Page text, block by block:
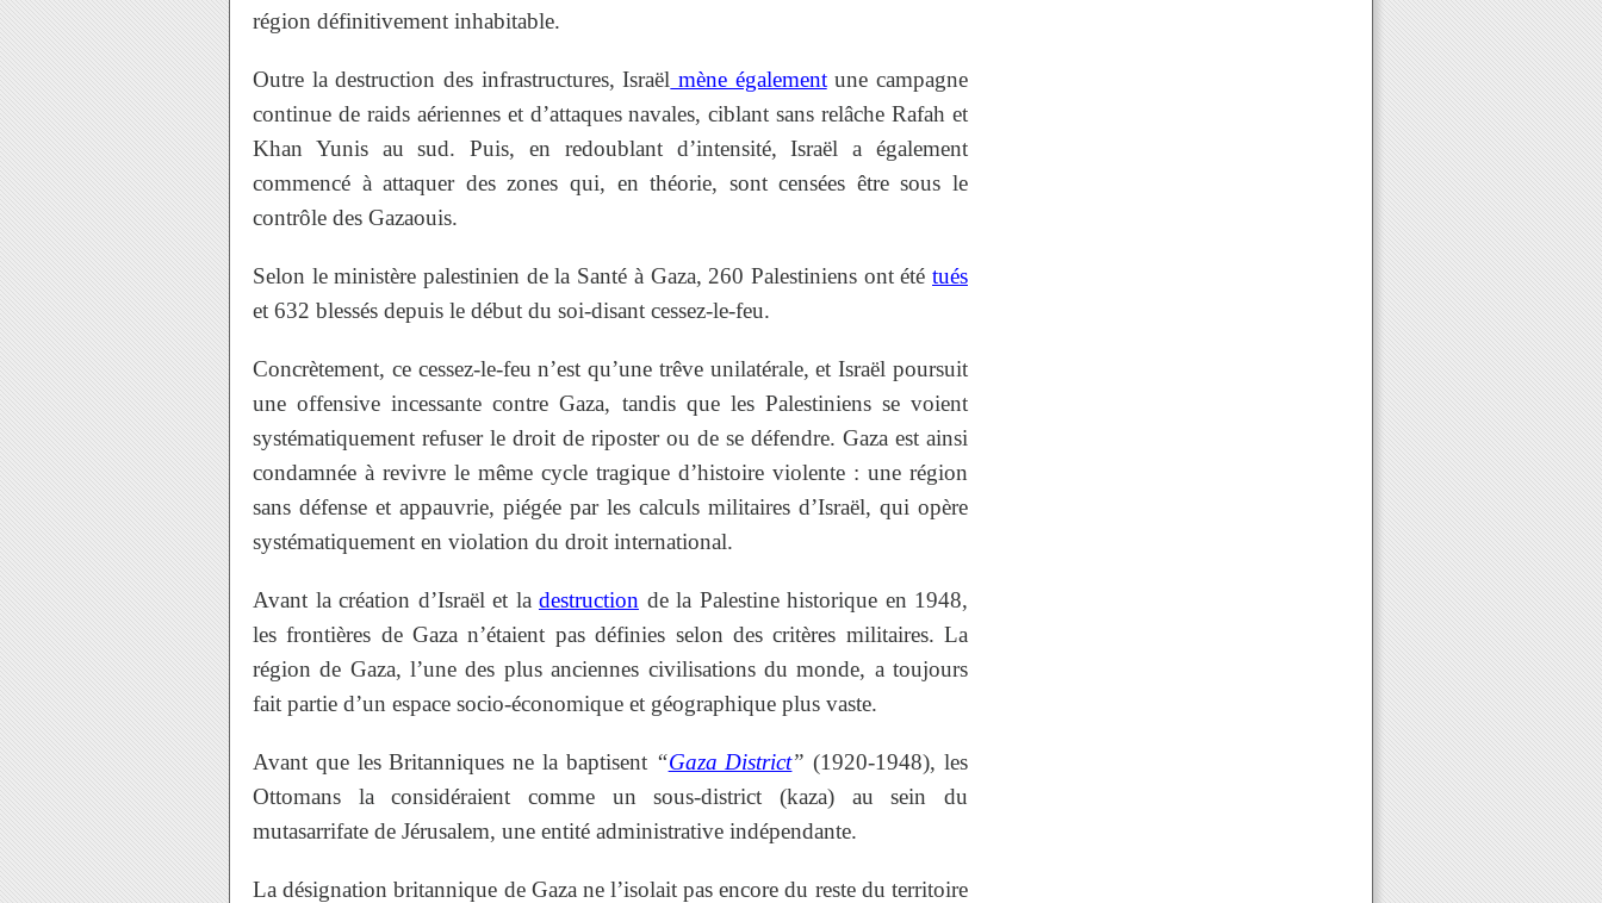
région définitivement inhabitable.
Outre la destruction des infrastructures, Israël mène égalementune campagne
continue de raids aériennes et d’attaques navales, ciblant sans relâche Rafah et
Khan Yunis au sud. Puis, en redoublant d’intensité, Israël a également
commencé à attaquer des zones qui, en théorie, sont censées être sous le
contrôle des Gazaouis.
Selon le ministère palestinien de la Santé à Gaza, 260 Palestiniens ont été tués
et 632 blessés depuis le début du soi-disant cessez-le-feu.
Concrètement, ce cessez-le-feu n’est qu’une trêve unilatérale, et Israël poursuit
une offensive incessante contre Gaza, tandis que les Palestiniens se voient
systématiquement refuser le droit de riposter ou de se défendre. Gaza est ainsi
condamnée à revivre le même cycle tragique d’histoire violente : une région
sans défense et appauvrie, piégée par les calculs militaires d’Israël, qui opère
systématiquement en violation du droit international.
Avant la création d’Israël et la destruction de la Palestine historique en 1948,
les frontières de Gaza n’étaient pas définies selon des critères militaires. La
région de Gaza, l’une des plus anciennes civilisations du monde, a toujours
fait partie d’un espace socio-économique et géographique plus vaste.
Avant que les Britanniques ne la baptisent “Gaza District” (1920-1948), les
Ottomans la considéraient comme un sous-district (kaza) au sein du
mutasarrifate de Jérusalem, une entité administrative indépendante.
La désignation britannique de Gaza ne l’isolait pas encore du reste du territoire